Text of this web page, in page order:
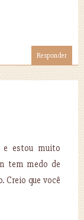
Responder
e estou muito
tem medo de
Creio que você